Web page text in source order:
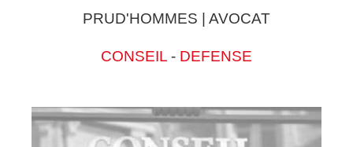
PRUD'HOMMES | AVOCAT
CONSEIL - DEFENSE